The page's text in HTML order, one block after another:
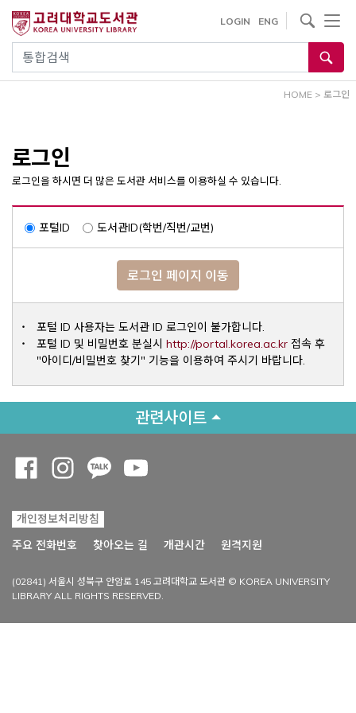
건
통합검색
LOGIN ENG
사이트내 검색
HOME > 로그인
로그인
로그인을 하시면 더 많은 도서관 서비스를 이용하실 수 있습니다.
포털ID 도서관ID(학번/직번/교번)
로그인 페이지 이동
포털 ID 사용자는 도서관 ID 로그인이 불가합니다.
포털 ID 및 비밀번호 분실시 http://portal.korea.ac.krOpens a
접속 후
"아이디/비밀번호 찾기" 기능을 이용하여 주시기 바랍니다.
관련사이트
개인정보처리방침
주요 전화번호
찾아오는 길 개관시간 원격지원
(02841) 서울시 성북구 안암로 145 고려대학교 도서관 © KOREA UNIVERSITY
LIBRARY ALL RIGHTS RESERVED.
Opens a new window
Opens a new window
Opens a new window